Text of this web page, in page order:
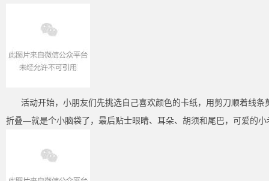
活动开始，小朋友们先挑选自己喜欢颜色的卡纸，用剪刀顺着线
折叠—就是个小脑袋了，最后贴士眼睛、耳朵、胡须和尾巴，可爱的小